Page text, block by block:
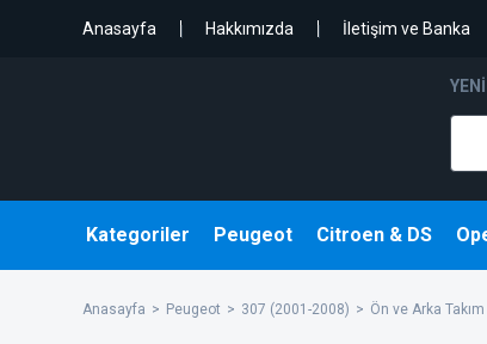
Anasayfa Hakkımızda İletişim ve Banka
Kategoriler Peugeot Citroen & DS
Anasayfa Peugeot 307 (2001-2008) Ön ve Arka